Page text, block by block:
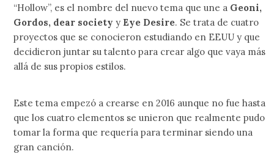
“Hollow”, es el nombre del nuevo tema que une a Geoni,
Gordos, dear societyy Eye Desire. Se trata de cuatro
proyectos que se conocieron estudiando en EEUU y que
decidieron juntar su talento para crear algo que vaya más
allá de sus propios estilos.
Este tema empezó a crearse en 2016 aunque no fue hasta
que los cuatro elementos se unieron que realmente pudo
tomar la forma que requería para terminar siendo una
gran canción.